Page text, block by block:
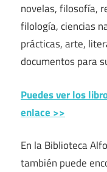
novelas, filosofía,
filología, ciencias
prácticas, arte,
documentos para
Puedes ver los
enlace >>
En la Biblioteca
también puede